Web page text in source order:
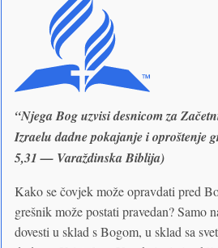
“Njega Bog uzvisi desnicom za
Izraelu dadne pokajanje i oproštenje
5,31 — Varaždinska Biblija)
Kako se čovjek može opravdati pred
grešnik može postati pravedan? Samo
dovesti u sklad s Bogom, u sklad sa